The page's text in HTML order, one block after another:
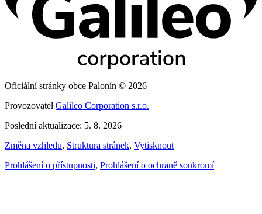
Oficiální stránky obce Palonín © 2026
Provozovatel Galileo Corporation s.r.o.
Poslední aktualizace: 5. 8. 2026
Změna vzhledu, Struktura stránek, Vytisknout
Prohlášení o přístupnosti, Prohlášení o ochraně soukromí